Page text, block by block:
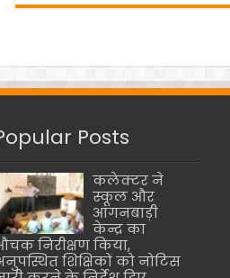
Posts
कलेक्टर ने
स्कूल और
आंगनबाड़ी
केन्द्र का
निरीक्षण किया,
शिक्षिकों को नोटिस